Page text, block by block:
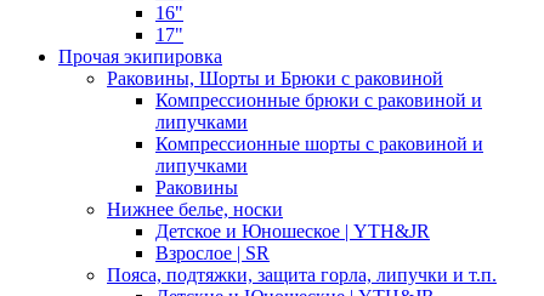
16"
17"
Прочая экипировка
Раковины, Шорты и Брюки с раковиной
Компрессионные брюки с раковиной и
липучками
Компрессионные шорты с раковиной и
липучками
Раковины
Нижнее белье, носки
Детское и Юношеское | YTH&JR
Взрослое | SR
Пояса, подтяжки, защита горла, липучки и т.п.